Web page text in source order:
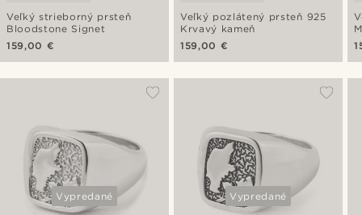
Veľký strieborný prsteň
Bloodstone Signet
159,00 €
Veľký pozlátený prsteň 925
Krvavý kameň
159,00 €
Vypredané Vypredané